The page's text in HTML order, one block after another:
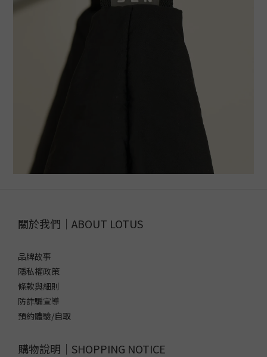
關於我們｜ABOUT LOTUS
品牌故事
隱私權政策
條款與細則
防詐騙宣導
預約體驗/自取
購物說明｜SHOPPING NOTICE